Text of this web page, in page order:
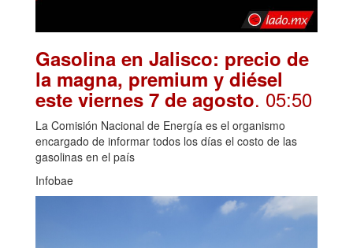
Gasolina en Jalisco: precio de
la magna, premium y diésel
este viernes 7 de agosto. 05:50
La Comisión Nacional de Energía es el organismo
encargado de informar todos los días el costo de las
gasolinas en el país
Infobae